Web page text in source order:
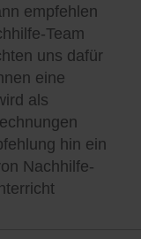
empfehlen
Team
uns dafür
eine
als
hin ein
Nachhilfe-